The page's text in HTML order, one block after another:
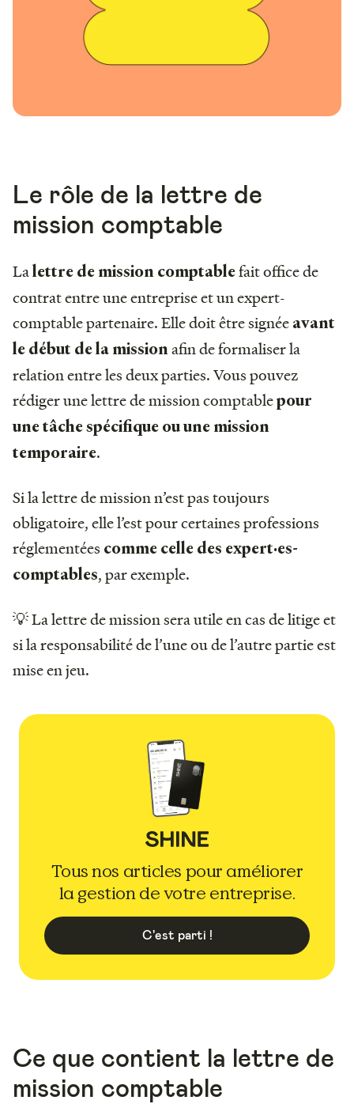
Le rôle de la lettre de
mission comptable
Lalettre de mission comptablefait office de
contrat entre une entreprise et un expert-
comptable partenaire. Elle doit être signée avant
le début de la mission afin de formaliser la
relation entre les deux parties. Vous pouvez
rédiger une lettre de mission comptablepour
une tâche spécifique ou une mission
temporaire.
Si la lettre de mission n’est pas toujours
obligatoire, elle l’est pour certaines professions
réglementées comme celle des expert·es-
comptables, par exemple.
💡 La lettre de mission sera utile en cas de litige et
si la responsabilité de l’une ou de l’autre partie est
mise en jeu.
Tous nos articles pour améliorer
la gestion de votre entreprise.
C'est parti !
Ce que contient la lettre de
mission comptable